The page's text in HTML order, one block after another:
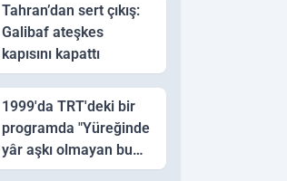
Tahran’dan sert çıkış:
Galibaf ateşkes
kapısını kapattı
1999'da TRT'deki bir
programda "Yüreğinde
yâr aşkı olmayan bu
sazı çalarsa tingirdatır"